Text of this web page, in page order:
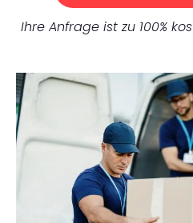
Ihre Anfrage ist zu 100%